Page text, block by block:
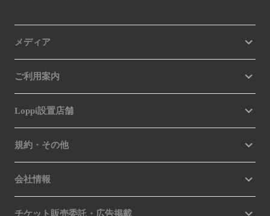
メディア
ご利用案内
Loppi設置店舗
規約・その他
会社情報
チケット販売委託・広告掲載